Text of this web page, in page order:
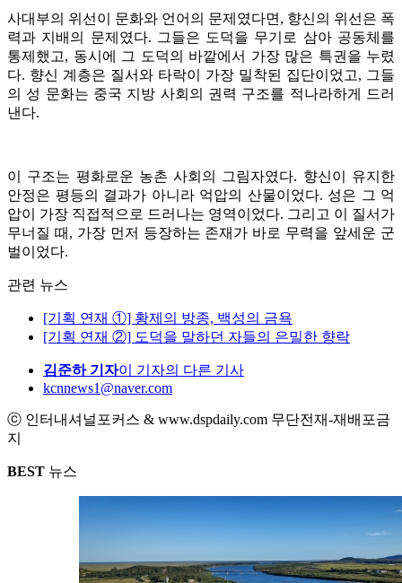
사대부의 위선이 문화와 언어의 문제였다면, 향신의 위선은 폭
력과 지배의 문제였다. 그들은 도덕을 무기로 삼아 공동체를
통제했고, 동시에 그 도덕의 바깥에서 가장 많은 특권을 누렸
다. 향신 계층은 질서와 타락이 가장 밀착된 집단이었고, 그들
의 성 문화는 중국 지방 사회의 권력 구조를 적나라하게 드러
낸다.
이 구조는 평화로운 농촌 사회의 그림자였다. 향신이 유지한
안정은 평등의 결과가 아니라 억압의 산물이었다. 성은 그 억
압이 가장 직접적으로 드러나는 영역이었다. 그리고 이 질서가
무너질 때, 가장 먼저 등장하는 존재가 바로 무력을 앞세운 군
벌이었다.
관련 뉴스
[기획 연재 ①] 황제의 방종, 백성의 금욕
[기획 연재 ②] 도덕을 말하던 자들의 은밀한 향락
김준하 기자이 기자의 다른 기사
kcnnews1@naver.com
ⓒ 인터내셔널포커스 & www.dspdaily.com 무단전재-재배포금
지
BEST 뉴스